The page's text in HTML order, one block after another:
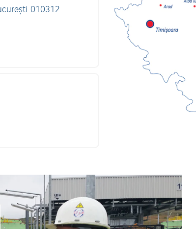
010312